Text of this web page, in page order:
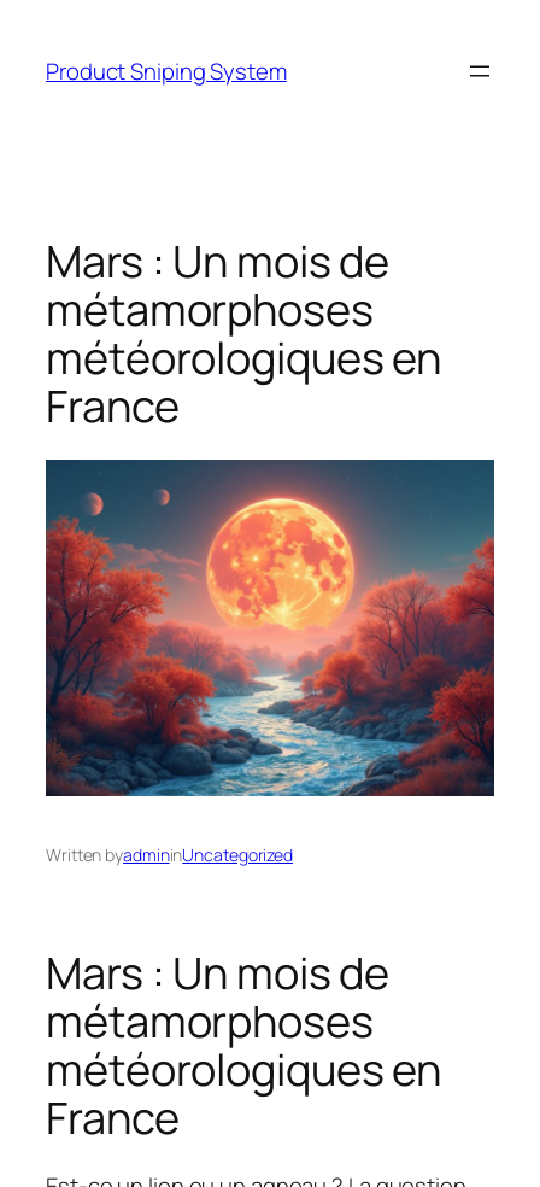
content
Product Sniping System
Mars : Un mois de
métamorphoses
météorologiques en
France
Written byadmininUncategorized
Mars : Un mois de
métamorphoses
météorologiques en
France